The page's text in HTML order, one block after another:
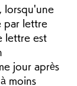
lorsqu'une
par lettre
lettre est
jour après
moins